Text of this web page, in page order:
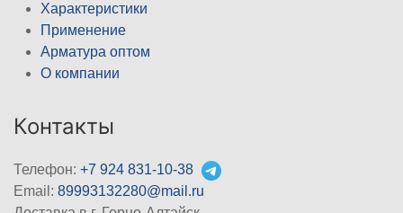
Характеристики
Применение
Арматура оптом
О компании
Контакты
Телефон: +7 924 831-10-38
Email: 89993132280@mail.ru